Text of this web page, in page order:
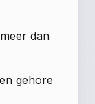
dan
gehore